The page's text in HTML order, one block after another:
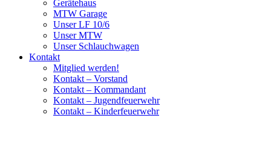
Gerätehaus
MTW Garage
Unser LF 10/6
Unser MTW
Unser Schlauchwagen
Kontakt
Mitglied werden!
Kontakt – Vorstand
Kontakt – Kommandant
Kontakt – Jugendfeuerwehr
Kontakt – Kinderfeuerwehr